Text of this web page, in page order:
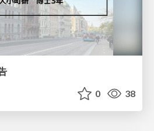
0 38